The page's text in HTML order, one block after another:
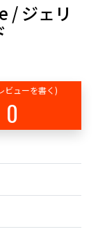
/ ジェリ
ビューを書く)
0